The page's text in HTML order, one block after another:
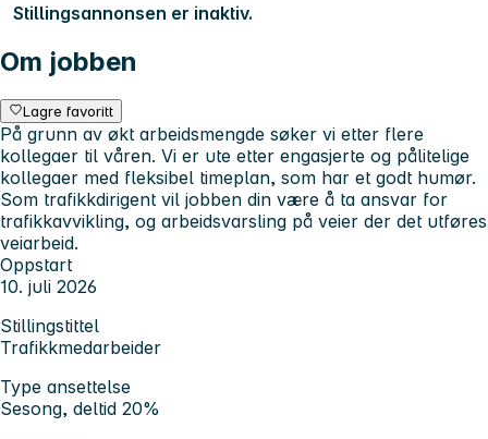
Stillingsannonsen er inaktiv.
Om jobben
Lagre favoritt
På grunn av økt arbeidsmengde søker vi etter flere
kollegaer til våren. Vi er ute etter engasjerte og pålitelige
kollegaer med fleksibel timeplan, som har et godt humør.
Som trafikkdirigent vil jobben din være å ta ansvar for
trafikkavvikling, og arbeidsvarsling på veier der det utføres
veiarbeid.
Oppstart
10. juli 2026
Stillingstittel
Trafikkmedarbeider
Type ansettelse
Sesong, deltid 20%